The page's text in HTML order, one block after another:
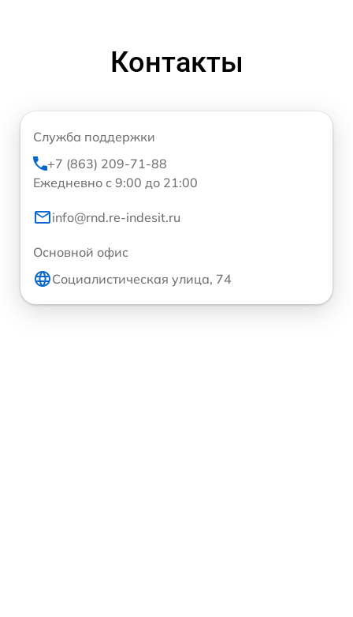
Контакты
Служба поддержки
+7 (863) 209-71-88
Ежедневно с 9:00 до 21:00
info@rnd.re-indesit.ru
Основной офис
Социалистическая улица, 74